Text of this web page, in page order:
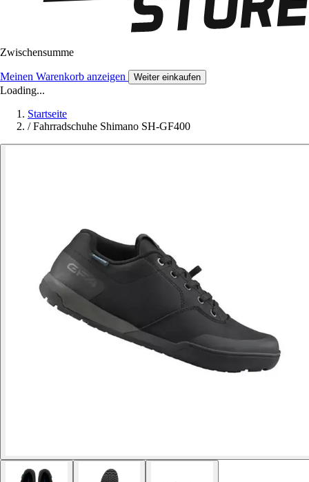
Zwischensumme
Meinen Warenkorb anzeigen Weiter einkaufen
Loading...
Startseite
/ Fahrradschuhe Shimano SH-GF400